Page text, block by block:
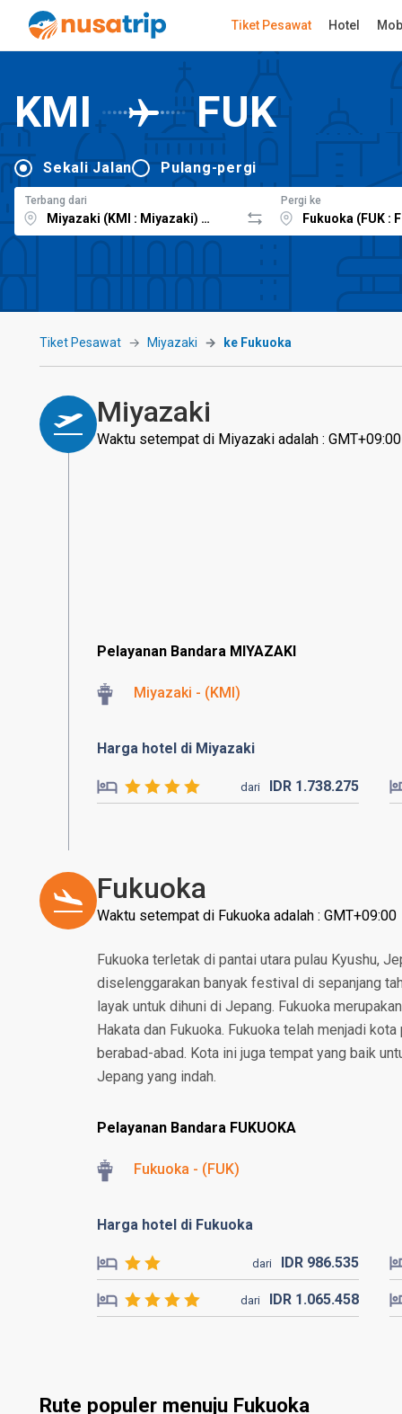
Tiket Pesawat Hotel
KMI FUK
Sekali Jalan Pulang-pergi
Terbang dari Pergi ke
Tiket Pesawat Miyazaki ke Fukuoka
Miyazaki
Waktu setempat di Miyazaki adalah : GMT+09:00
Pelayanan Bandara MIYAZAKI
Miyazaki - (KMI)
Harga hotel di Miyazaki
dari IDR 1.738.275
Fukuoka
Waktu setempat di Fukuoka adalah : GMT+09:00
Fukuoka terletak di pantai utara pulau Kyushu,
diselenggarakan banyak festival di sepanjang
layak untuk dihuni di Jepang. Fukuoka
Hakata dan Fukuoka. Fukuoka telah menjadi
berabad-abad. Kota ini juga tempat yang baik
Jepang yang indah.
Pelayanan Bandara FUKUOKA
Fukuoka - (FUK)
Harga hotel di Fukuoka
dari IDR 986.535
dari IDR 1.065.458
Rute populer menuju Fukuoka